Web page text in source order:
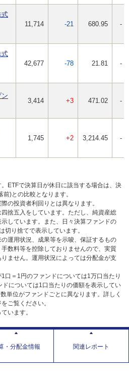
式
11,714 -21 680.95 -
式
42,677 -78 21.81 -
3,414 +3 471.02 -
1,745 +2 3,214.45 -
ETFで決算日が休日に該当する場合は、決
)との比較となります。
の投資者利回りとは異なります。
捨五入をしています。ただし、純資産総
しています。また、日々決算ファンドの
切り捨てで表示しています。
運用状況、成果等を示唆、保証するもの
数料等を控除しておりませんので、実質
ません。運用状況によっては分配金が支
口＝1円のファンドについては1万口当たり
については1口当たりの価額を表示してい
単位がファンドごとに異なります。詳しく
ご覧ください。
います。
・分配金情報 関連レポート